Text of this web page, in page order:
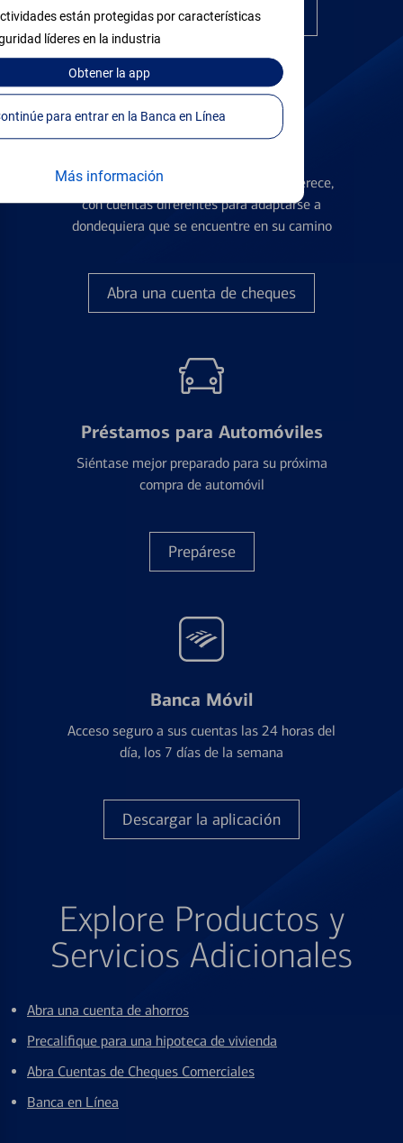
están protegidas por características
líderes en la industria
Obtenerla app
Continúe para entrar en la Banca en Línea
Más información
Encuentre la tarjeta correcta
Obtenga la flexibilidad que usted se merece,
con cuentas diferentes para adaptarse a
dondequiera que se encuentre en su camino
Abra una cuenta de cheques
Préstamos para Automóviles
Siéntase mejor preparado para su próxima
compra de automóvil
Prepárese
Banca Móvil
Acceso seguro a sus cuentas las 24 horas del
día, los 7 días de la semana
Descargar la aplicación
Explore Productos y
Servicios Adicionales
Abra una cuenta de ahorros
Precalifique para una hipoteca de vivienda
Abra Cuentas de Cheques Comerciales
Banca en Línea